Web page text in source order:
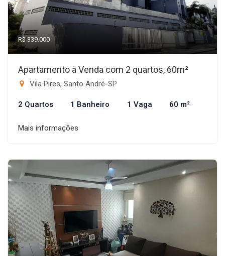
R$ 339.000
Apartamento à Venda com 2 quartos, 60m²
Vila Pires, Santo André-SP
2 Quartos 1 Banheiro 1 Vaga 60 m²
Mais informações